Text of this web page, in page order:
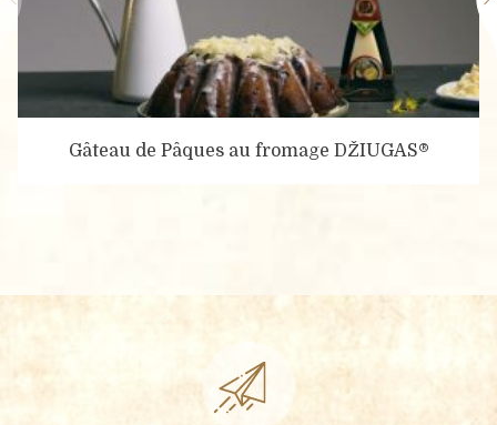
Gâteau de Pâques au fromage DŽIUGAS®